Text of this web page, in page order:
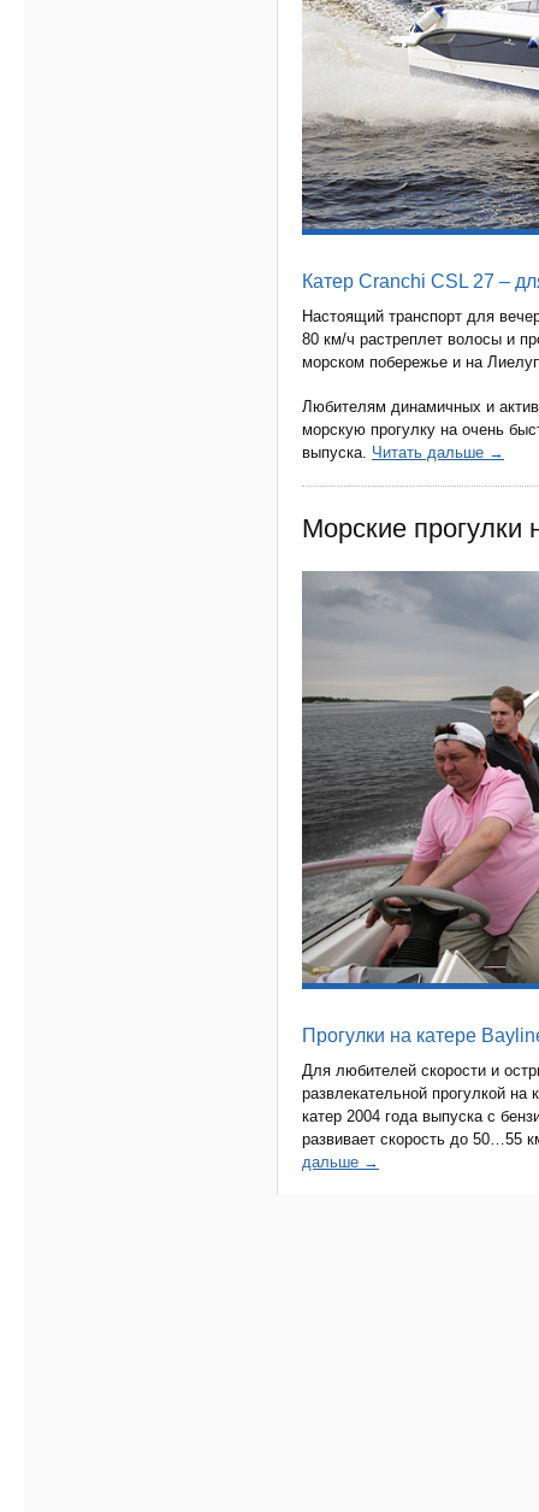
Катер Cranchi CSL 27 –
Настоящий транспорт для
80 км/ч растреплет волосы и
морском побережье и на
Любителям динамичных и
морскую прогулку на очень
выпуска. Читать дальше →
Морские прогулки
Прогулки на катере
Для любителей скорости и
развлекательной прогулкой
катер 2004 года выпуска с
развивает скорость до 50…55
дальше →